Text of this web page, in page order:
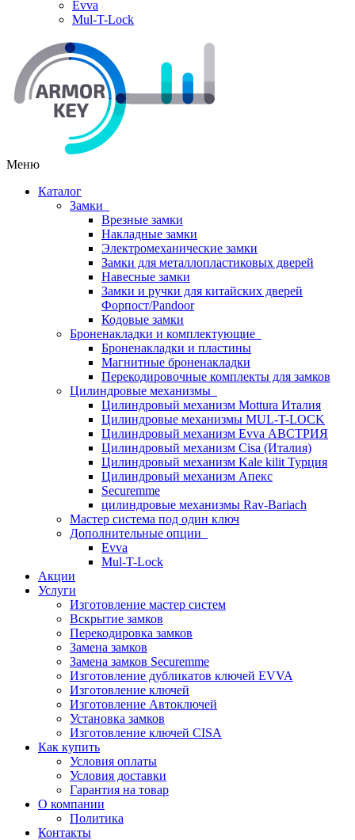
Evva
Mul-T-Lock
Меню
Каталог
Замки
Врезные замки
Накладные замки
Электромеханические замки
Замки для металлопластиковых дверей
Навесные замки
Замки и ручки для китайских дверей
Форпост/Раndoor
Кодовые замки
Броненакладки и комплектующие
Броненакладки и пластины
Магнитные броненакладки
Перекодировочные комплекты для замков
Цилиндровые механизмы
Цилиндровый механизм Mottura Италия
Цилиндровые механизмы MUL-T-LOCK
Цилиндровый механизм Evva АВСТРИЯ
Цилиндровый механизм Cisa (Италия)
Цилиндровый механизм Kale kilit Турция
Цилиндровый механизм Апекс
Securemme
цилиндровые механизмы Rav-Bariach
Мастер система под один ключ
Дополнительные опции
Evva
Mul-T-Lock
Акции
Услуги
Изготовление мастер систем
Вскрытие замков
Перекодировка замков
Замена замков
Замена замков Securemme
Изготовление дубликатов ключей EVVA
Изготовление ключей
Изготовление Автоключей
Установка замков
Изготовление ключей CISA
Как купить
Условия оплаты
Условия доставки
Гарантия на товар
О компании
Политика
Контакты